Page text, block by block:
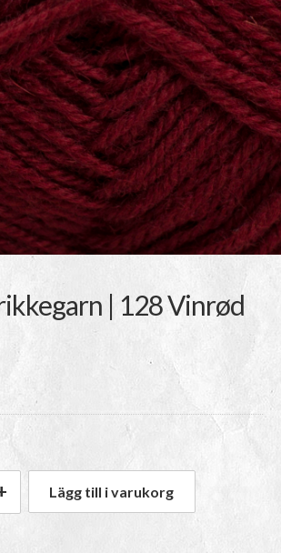
| 128 Vinrød
3-tråds strikkegarn | 128 Vinrød mängd
Lägg till i varukorg